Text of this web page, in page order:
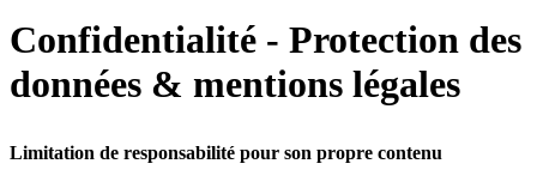
Confidentialité - Protection des
données & mentions légales
Limitation de responsabilité pour son propre contenu